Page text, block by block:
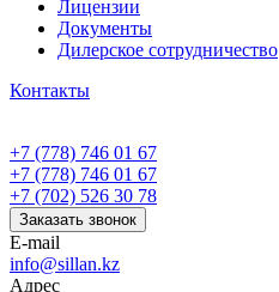
Лицензии
Документы
Дилерское сотрудничество
Контакты
+7 (778) 746 01 67
+7 (778) 746 01 67
+7 (702) 526 30 78
Заказать звонок
E-mail
info@sillan.kz
Адрес